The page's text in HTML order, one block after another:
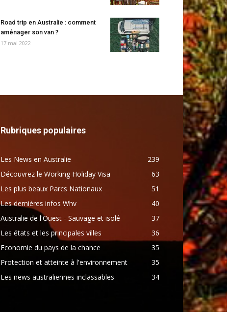
Road trip en Australie : comment
aménager son van ?
17 mai 2022
Rubriques populaires
Les News en Australie
239
Découvrez le Working Holiday Visa
63
Les plus beaux Parcs Nationaux
51
Les dernières infos Whv
40
Australie de l'Ouest - Sauvage et isolé
37
Les états et les principales villes
36
Economie du pays de la chance
35
Protection et atteinte à l'environnement
35
Les news australiennes inclassables
34